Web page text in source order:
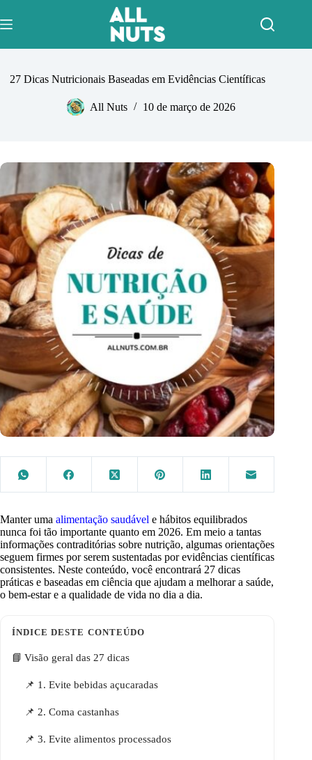
para
o
27 Dicas Nutricionais Baseadas em Evidências Científicas
All Nuts 10 de março de 2026
Manter uma alimentação saudável e hábitos equilibrados
nunca foi tão importante quanto em 2026. Em meio a tantas
informações contraditórias sobre nutrição, algumas orientações
seguem firmes por serem sustentadas por evidências científicas
consistentes. Neste conteúdo, você encontrará 27 dicas
práticas e baseadas em ciência que ajudam a melhorar a saúde,
o bem-estar e a qualidade de vida no dia a dia.
Visão geral das 27 dicas
📌 1. Evite bebidas açucaradas
📌 2. Coma castanhas
📌 3. Evite alimentos processados